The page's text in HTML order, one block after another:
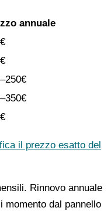
annuale
il prezzo esatto del
Rinnovo annuale
momento dal pannello